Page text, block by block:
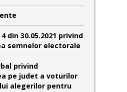
din 30.05.2021 privind
semnelor electorale
privind
pe judet a voturilor
alegerilor pentru